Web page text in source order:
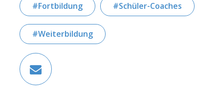
Fortbildung Schüler-Coaches
Weiterbildung